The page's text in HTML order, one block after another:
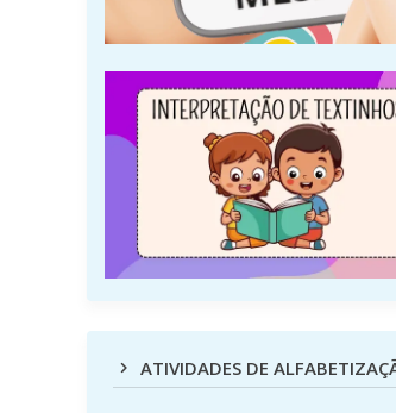
ATIVIDADES DE